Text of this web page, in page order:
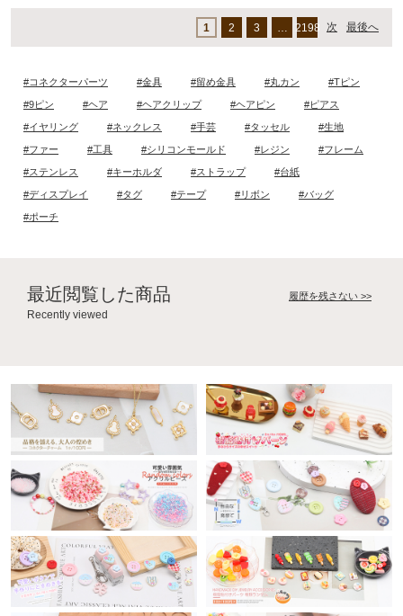
1 2 3 2198 次 最後へ
#コネクターパーツ #金具 #留め金具 #丸カン #Tピン
#9ピン #ヘア #ヘアクリップ #ヘアピン #ピアス
#イヤリング #ネックレス #手芸 #タッセル #生地
#ファー #工具 #シリコンモールド #レジン #フレーム
#ステンレス #キーホルダ #ストラップ #台紙
#ディスプレイ #タグ #テープ #リボン #バッグ
#ポーチ
最近閲覧した商品
Recently viewed
履歴を残さない >>